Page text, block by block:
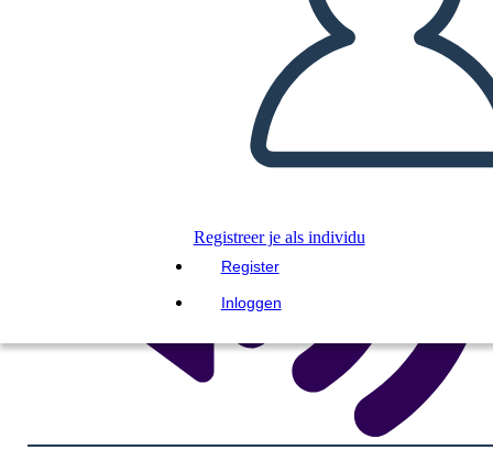
Registreer je als individu
Register
Inloggen